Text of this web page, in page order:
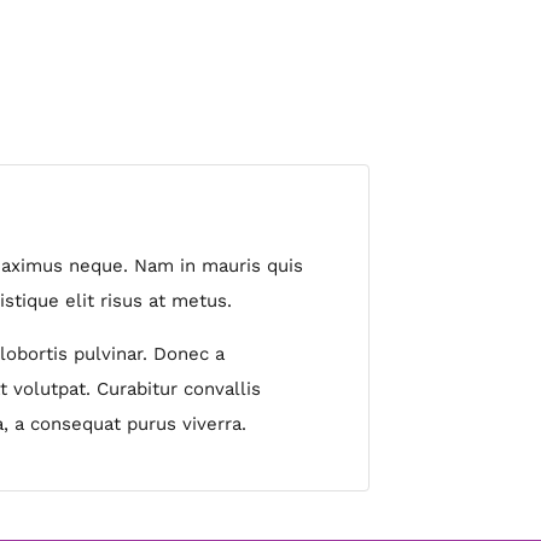
neque. Nam in mauris quis
elit risus at metus.
pulvinar. Donec a
volutpat. Curabitur convallis
a consequat purus viverra.